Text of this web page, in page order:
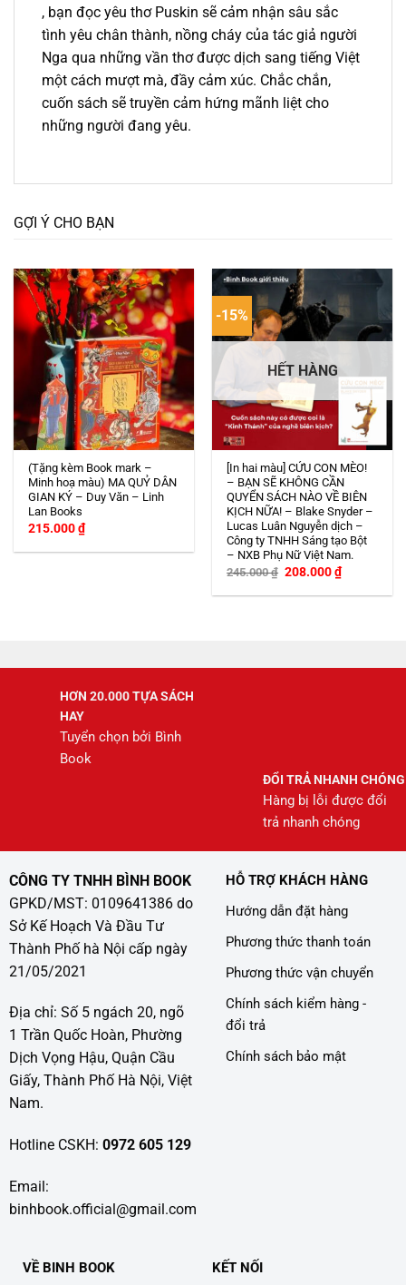
, bạn đọc yêu thơ Puskin sẽ cảm nhận sâu sắc
tình yêu chân thành, nồng cháy của tác giả người
Nga qua những vần thơ được dịch sang tiếng Việt
một cách mượt mà, đầy cảm xúc. Chắc chắn,
cuốn sách sẽ truyền cảm hứng mãnh liệt cho
những người đang yêu.
GỢI Ý CHO BẠN
(Tặng kèm Book mark –
Minh hoạ màu) MA QUỶ DÂN
GIAN KÝ – Duy Văn – Linh
Lan Books
215.000₫
-15%
HẾT HÀNG
[In hai màu] CỨU CON MÈO!
– BẠN SẼ KHÔNG CẦN
QUYỂN SÁCH NÀO VỀ BIÊN
KỊCH NỮA! – Blake Snyder –
Lucas Luân Nguyễn dịch –
Công ty TNHH Sáng tạo Bột
– NXB Phụ Nữ Việt Nam.
245.000₫ Giá
là:
208.000₫Giá
hiện
tại
HƠN 20.000 TỰA SÁCH
HAY
Tuyển chọn bởi Bình
Book
ĐỔI TRẢ NHANH CHÓNG
Hàng bị lỗi được đổi
trả nhanh chóng
CÔNG TY TNHH BÌNH BOOK
GPKD/MST: 0109641386 do
Sở Kế Hoạch Và Đầu Tư
Thành Phố hà Nội cấp ngày
21/05/2021
Địa chỉ: Số 5 ngách 20, ngõ
1 Trần Quốc Hoàn, Phường
Dịch Vọng Hậu, Quận Cầu
Giấy, Thành Phố Hà Nội, Việt
Nam.
Hotline CSKH: 0972 605 129
Email:
binhbook.official@gmail.com
HỖ TRỢ KHÁCH HÀNG
Hướng dẫn đặt hàng
Phương thức thanh toán
Phương thức vận chuyển
Chính sách kiểm hàng -
đổi trả
Chính sách bảo mật
VỀ BINH BOOK KẾT NỐI